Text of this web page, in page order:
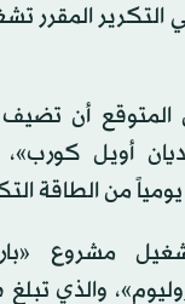
المقرر
المتوقع أن
أويل كورب»،
مشروع